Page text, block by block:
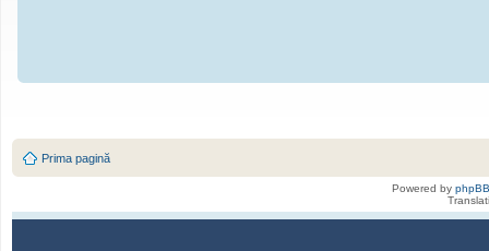
Prima pagină
Powered by phpBB